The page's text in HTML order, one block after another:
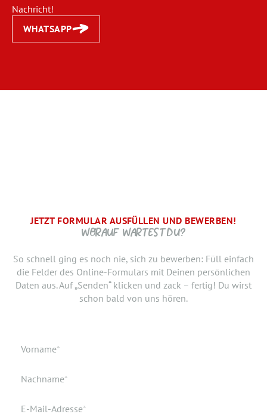
Nachricht!
WHATSAPP
JETZT FORMULAR AUSFÜLLEN UND BEWERBEN!
WORAUF WARTEST DU?
So schnell ging es noch nie, sich zu bewerben: Füll einfach
die Felder des Online-Formulars mit Deinen persönlichen
Daten aus. Auf „Senden“ klicken und zack – fertig! Du wirst
schon bald von uns hören.
Pflichtfeld
Vorname*
Pflichtfeld
Nachname*
Pflichtfeld
E-Mail-Adresse*
BRAUCHEN WIR NOCH ...
SCHRITT.
bist, den neuen Job anzutreten. Du möchtest Deiner
Bewerbung doch noch einen Lebenslauf oder ein anderes
Dokument hinzufügen? Hier kannst Du es hochladen.
Verfügbar ab
Dokumente
DANKE, WIR FREUEN UNS AUF DICH UND MELDEN UNS